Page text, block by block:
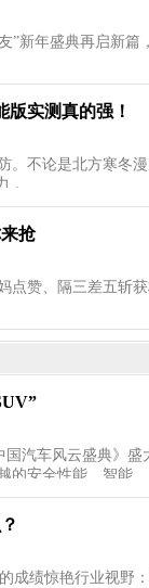
”新年盛典再启新篇
实测真的强！
。不论是北方寒冬
，…
抢
点赞、隔三差五斩
国汽车风云盛典》
的安全性能、智能…
成绩惊艳行业视野